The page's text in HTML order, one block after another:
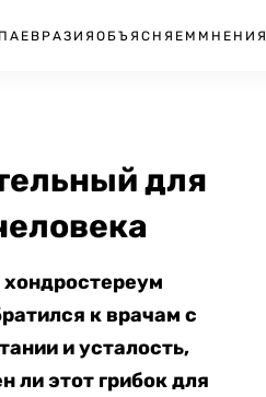
ЕВРАЗИЯ ОБЪЯСНЯЕМ МНЕНИЯ
для
к врачам с
и усталость,
ли этот грибок для